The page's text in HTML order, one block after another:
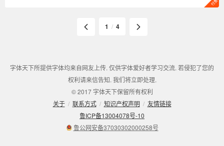
1 / 4
字体天下所提供字体均来自网友上传. 仅供字体爱好者学习交流. 若侵犯了您的
权利请来信告知. 我们将立即处理.
© 2017 字体天下保留所有权利
关于 / 联系方式 / 知识产权声明 / 友情链接
鲁ICP备13004078号-10
鲁公网安备37030302000258号